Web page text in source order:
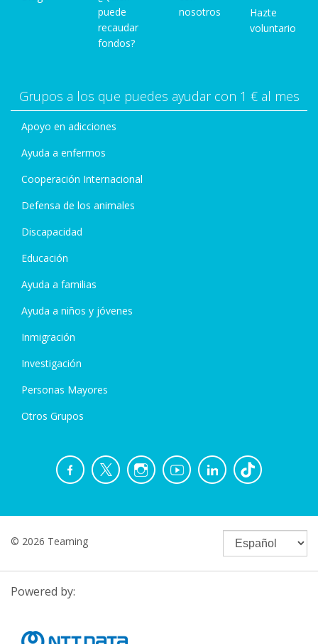
puede
recaudar
fondos?
nosotros
Hazte
voluntario
Grupos a los que puedes ayudar con 1 € al mes
Apoyo en adicciones
Ayuda a enfermos
Cooperación Internacional
Defensa de los animales
Discapacidad
Educación
Ayuda a familias
Ayuda a niños y jóvenes
Inmigración
Investigación
Personas Mayores
Otros Grupos
© 2026 Teaming
Powered by: